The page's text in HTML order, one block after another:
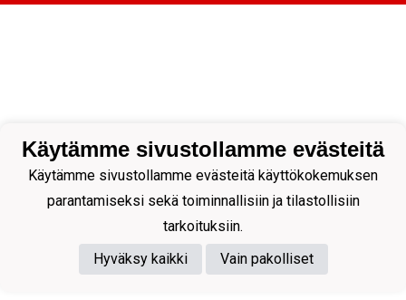
Käytämme sivustollamme evästeitä
Käytämme sivustollamme evästeitä käyttökokemuksen
parantamiseksi sekä toiminnallisiin ja tilastollisiin
tarkoituksiin.
Hyväksy kaikki
Vain pakolliset